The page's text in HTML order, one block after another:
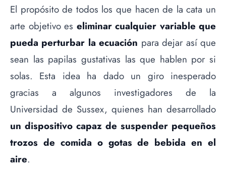
El propósito de todos los que hacen de la cata un
arte objetivo es eliminar cualquier variable que
pueda perturbar la ecuación para dejar así que
sean las papilas gustativas las que hablen por si
solas. Esta idea ha dado un giro inesperado
gracias a algunos investigadores de la
Universidad de Sussex, quienes han desarrollado
un dispositivo capaz de suspender pequeños
trozos de comida o gotas de bebida en el
aire.